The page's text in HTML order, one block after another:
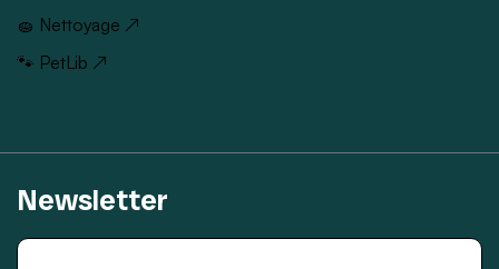
🧽 Nettoyage ↗
🐾 PetLib ↗
Newsletter